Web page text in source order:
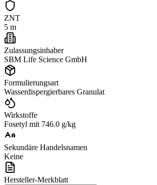
ZNT
5 m
Zulassungsinhaber
SBM Life Science GmbH
Formulierungsart
Wasserdispergierbares Granulat
Wirkstoffe
Fosetyl mit 746.0 g/kg
Sekundäre Handelsnamen
Keine
Hersteller-Merkblatt